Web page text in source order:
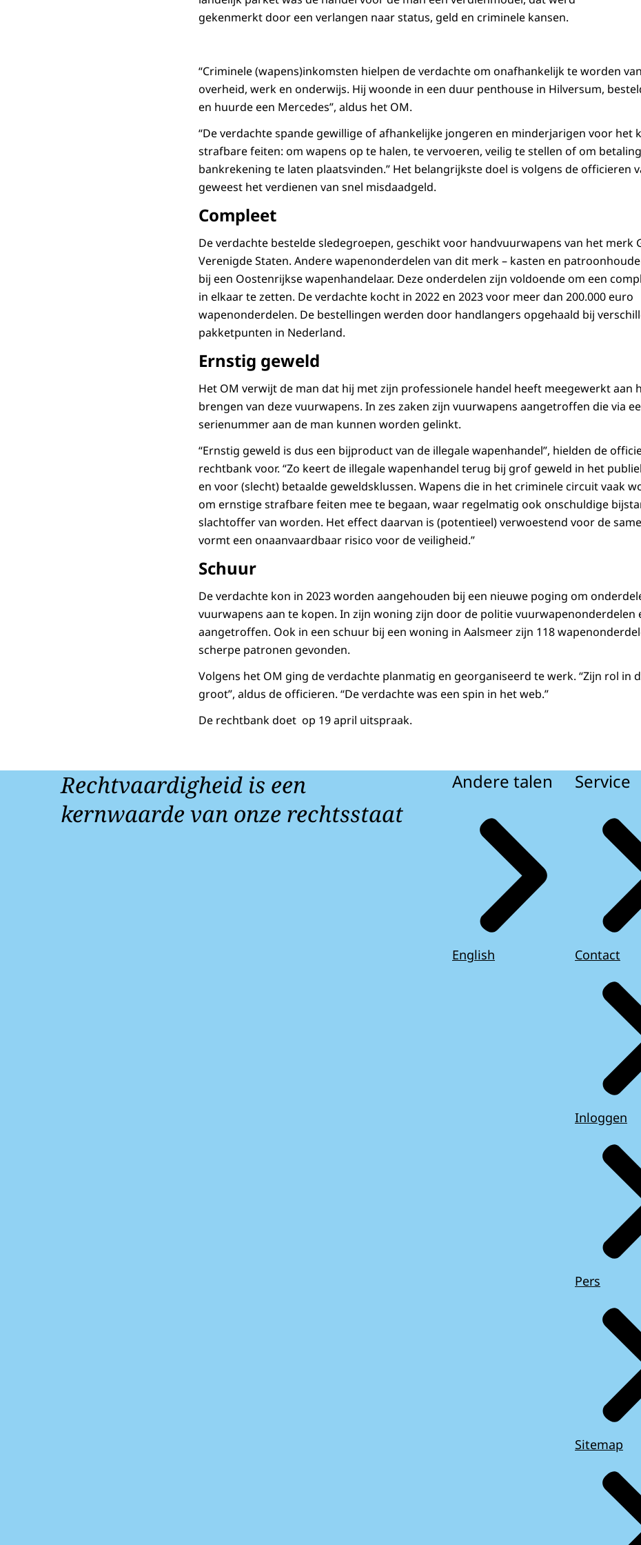
gekenmerkt door een verlangen naar status, geld en criminele kansen.
“Criminele (wapens)inkomsten hielpen de verdachte om onafhankelijk te worden
overheid, werk en onderwijs. Hij woonde in een duur penthouse in Hilversum,
en huurde een Mercedes”, aldus het OM.
“De verdachte spande gewillige of afhankelijke jongeren en minderjarigen voor het
strafbare feiten: om wapens op te halen, te vervoeren, veilig te stellen of om
bankrekening te laten plaatsvinden.” Het belangrijkste doel is volgens de officieren
geweest het verdienen van snel misdaadgeld.
Compleet
De verdachte bestelde sledegroepen, geschikt voor handvuurwapens van het merk
Verenigde Staten. Andere wapenonderdelen van dit merk – kasten en
bij een Oostenrijkse wapenhandelaar. Deze onderdelen zijn voldoende om een
in elkaar te zetten. De verdachte kocht in 2022 en 2023 voor meer dan 200.000 euro
wapenonderdelen. De bestellingen werden door handlangers opgehaald bij
pakketpunten in Nederland.
Ernstig geweld
Het OM verwijt de man dat hij met zijn professionele handel heeft meegewerkt aan
brengen van deze vuurwapens. In zes zaken zijn vuurwapens aangetroffen die via
serienummer aan de man kunnen worden gelinkt.
“Ernstig geweld is dus een bijproduct van de illegale wapenhandel”, hielden de
rechtbank voor. “Zo keert de illegale wapenhandel terug bij grof geweld in het
en voor (slecht) betaalde geweldsklussen. Wapens die in het criminele circuit vaak
om ernstige strafbare feiten mee te begaan, waar regelmatig ook onschuldige
slachtoffer van worden. Het effect daarvan is (potentieel) verwoestend voor de
vormt een onaanvaardbaar risico voor de veiligheid.”
Schuur
De verdachte kon in 2023 worden aangehouden bij een nieuwe poging om
vuurwapens aan te kopen. In zijn woning zijn door de politie vuurwapenonderdelen
aangetroffen. Ook in een schuur bij een woning in Aalsmeer zijn 118
scherpe patronen gevonden.
Volgens het OM ging de verdachte planmatig en georganiseerd te werk. “Zijn rol in
groot”, aldus de officieren. “De verdachte was een spin in het web.”
De rechtbank doet op 19 april uitspraak.
Rechtvaardigheid is een
kernwaarde van onze rechtsstaat
Andere talen
English
Service
Contact
Inloggen
Pers
Sitemap